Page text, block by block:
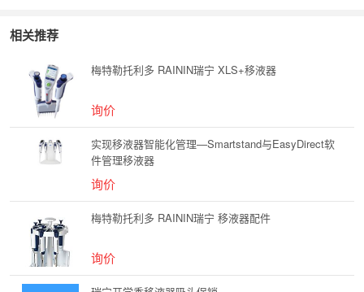
相关推荐
梅特勒托利多 RAININ瑞宁 XLS+移液器
询价
实现移液器智能化管理—Smartstand与EasyDirect软
件管理移液器
询价
梅特勒托利多 RAININ瑞宁 移液器配件
询价